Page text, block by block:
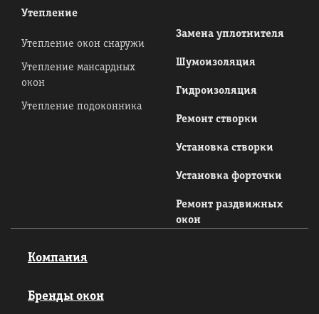
Утепление
Утепление окон снаружи
Утепление мансардных
окон
Утепление подоконника
Замена уплотнителя
Шумоизоляция
Гидроизоляция
Ремонт створки
Установка створки
Установка форточки
Ремонт раздвижных
окон
Компания
Бренды окон